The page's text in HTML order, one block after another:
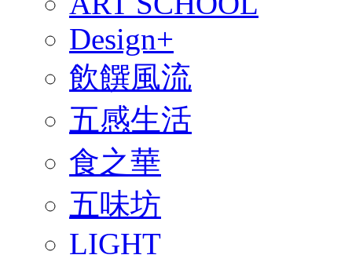
Design+
飲饌風流
五感生活
食之華
五味坊
LIGHT